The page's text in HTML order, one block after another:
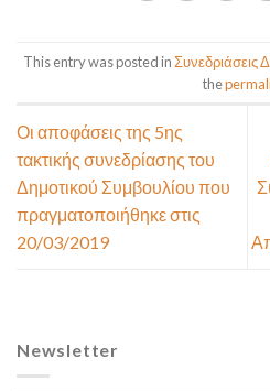
This entry was posted inΣυνεδριάσεις
the
Οι αποφάσεις της 5ης
τακτικής συνεδρίασης του
Δημοτικού Συμβουλίου που
πραγματοποιήθηκε στις
20/03/2019
Newsletter